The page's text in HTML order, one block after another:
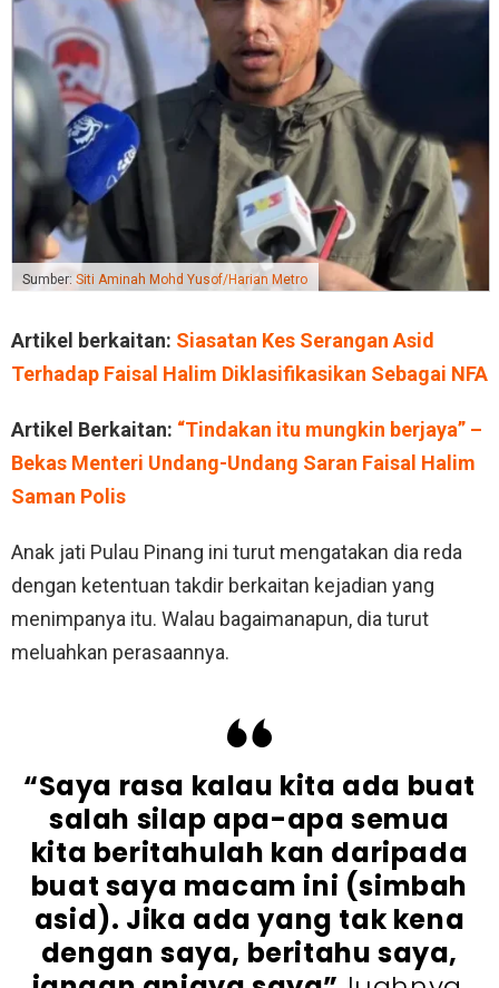
Sumber: Siti Aminah Mohd Yusof/Harian Metro
Artikel berkaitan: Siasatan Kes Serangan Asid
Terhadap Faisal Halim Diklasifikasikan Sebagai NFA
Artikel Berkaitan: “Tindakan itu mungkin berjaya” –
Bekas Menteri Undang-Undang Saran Faisal Halim
Saman Polis
Anak jati Pulau Pinang ini turut mengatakan dia reda
dengan ketentuan takdir berkaitan kejadian yang
menimpanya itu. Walau bagaimanapun, dia turut
meluahkan perasaannya.
“Saya rasa kalau kita ada buat
salah silap apa-apa semua
kita beritahulah kan daripada
buat saya macam ini (simbah
asid). Jika ada yang tak kena
dengan saya, beritahu saya,